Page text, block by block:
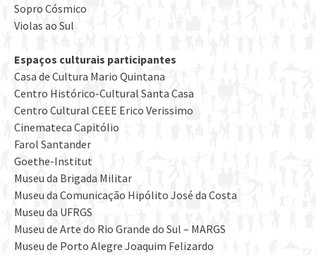
Sopro Cósmico
Violas ao Sul
Espaços culturais participantes
Casa de Cultura Mario Quintana
Centro Histórico-Cultural Santa Casa
Centro Cultural CEEE Erico Verissimo
Cinemateca Capitólio
Farol Santander
Goethe-Institut
Museu da Brigada Militar
Museu da Comunicação Hipólito José da Costa
Museu da UFRGS
Museu de Arte do Rio Grande do Sul – MARGS
Museu de Porto Alegre Joaquim Felizardo